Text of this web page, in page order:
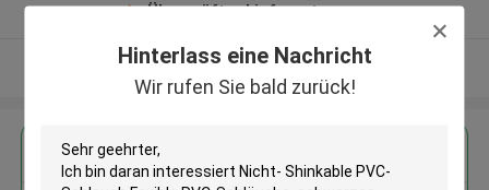
Hinterlass eine Nachricht
Wir rufen Sie bald zurück!
Überprüfter Lieferant
Sehen Sie mehr an
Erhalten Sie den besten Preis für